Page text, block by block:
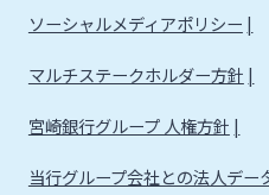
ソーシャルメディアポリシー
マルチステークホルダー方針
宮崎銀行グループ 人権方針
当行グループ会社との法人デー